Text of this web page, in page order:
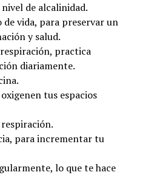
de alcalinidad.
vida, para preservar un
y salud.
practica
diariamente.
tus espacios
para incrementar tu
lo que te hace